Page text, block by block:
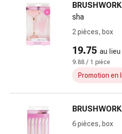
Matériel
pansement
Brûlures
coups
Sets
sha
2 pièces, box
19.75 au lieu
9.88 / 1 pièce
Promotion en
6 pièces, box